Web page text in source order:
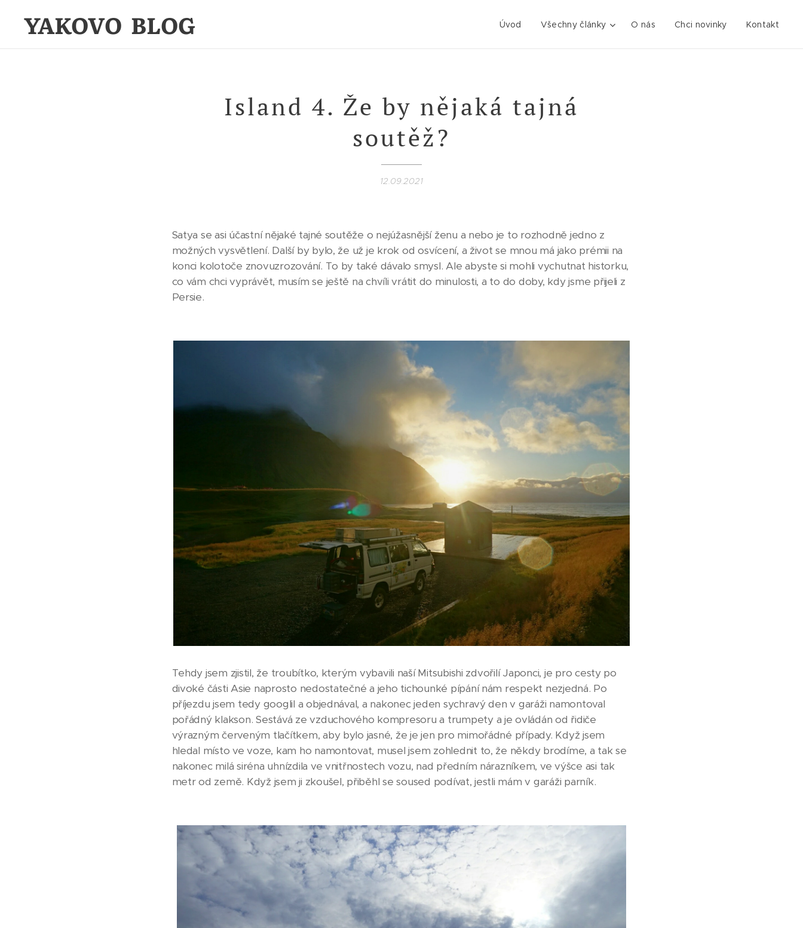
YAKOVO BLOG Úvod Všechny články O nás Chci novinky Kontakt
Island 4. Že by nějaká tajná
soutěž?
12.09.2021
Satya se asi účastní nějaké tajné soutěže o nejúžasnější ženu a nebo je to rozhodně jedno z
možných vysvětlení. Další by bylo, že už je krok od osvícení, a život se mnou má jako prémii na
konci kolotoče znovuzrozování. To by také dávalo smysl. Ale abyste si mohli vychutnat historku,
co vám chci vyprávět, musím se ještě na chvíli vrátit do minulosti, a to do doby, kdy jsme přijeli z
Persie.
Tehdy jsem zjistil, že troubítko, kterým vybavili naší Mitsubishi zdvořilí Japonci, je pro cesty po
divoké části Asie naprosto nedostatečné a jeho tichounké pípání nám respekt nezjedná. Po
příjezdu jsem tedy googlil a objednával, a nakonec jeden sychravý den v garáži namontoval
pořádný klakson. Sestává ze vzduchového kompresoru a trumpety a je ovládán od řidiče
výrazným červeným tlačítkem, aby bylo jasné, že je jen pro mimořádné případy. Když jsem
hledal místo ve voze, kam ho namontovat, musel jsem zohlednit to, že někdy brodíme, a tak se
nakonec milá siréna uhnízdila ve vnitřnostech vozu, nad předním nárazníkem, ve výšce asi tak
metr od země. Když jsem ji zkoušel, přiběhl se soused podívat, jestli mám v garáži parník.